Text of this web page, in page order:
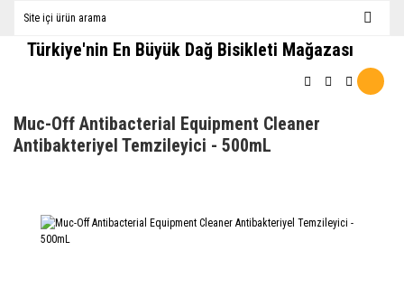
Türkiye'nin En Büyük Dağ Bisikleti Mağazası
Muc-Off Antibacterial Equipment Cleaner
Antibakteriyel Temzileyici - 500mL